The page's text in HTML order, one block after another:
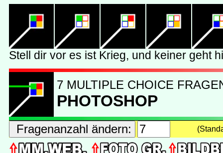
7 MULTIPLE CHOICE
PHOTOSHOP